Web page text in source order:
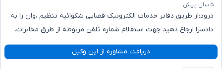
۵ سال پیش
درود:از طریق دفاتر خدمات الکترونیک قضایی شکوائیه تنظیم ،وان را به
دادسرا ارجاع دهید جهت استعلام شماره تلفن مربوطه از طرق مخابرات.
دریافت مشاوره از این وکیل